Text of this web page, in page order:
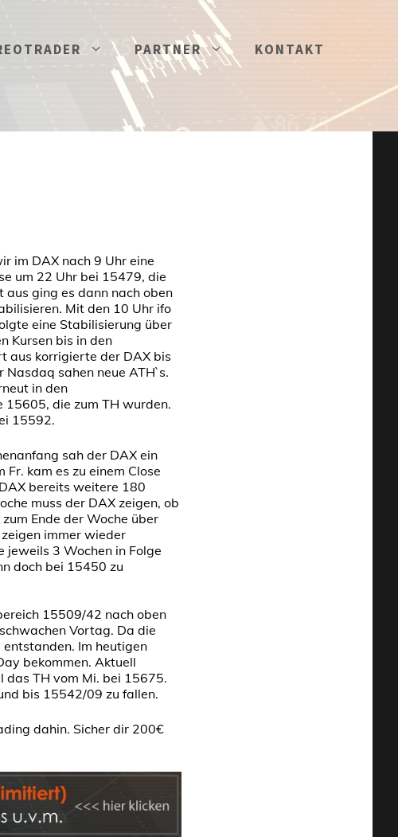
PARTNER KONTAKT
im DAX nach 9 Uhr eine
um 22 Uhr bei 15479, die
ging es dann nach oben
Mit den 10 Uhr ifo
eine Stabilisierung über
Kursen bis in den
aus korrigierte der DAX bis
sahen neue ATH`s.
in den
die zum TH wurden.
15592.
sah der DAX ein
kam es zu einem Close
bereits weitere 180
muss der DAX zeigen, ob
Ende der Woche über
immer wieder
jeweils 3 Wochen in Folge
doch bei 15450 zu
15509/42 nach oben
Vortag. Da die
Im heutigen
bekommen. Aktuell
TH vom Mi. bei 15675.
bis 15542/09 zu fallen.
dahin. Sicher dir 200€